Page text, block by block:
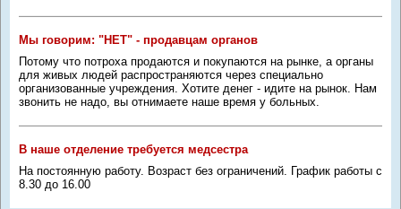
Мы говорим: "НЕТ" - продавцам органов
Потому что потроха продаются и покупаются на рынке, а органы
для живых людей распространяются через специально
организованные учреждения. Хотите денег - идите на рынок. Нам
звонить не надо, вы отнимаете наше время у больных.
В наше отделение требуется медсестра
На постоянную работу. Возраст без ограничений. График работы с
8.30 до 16.00